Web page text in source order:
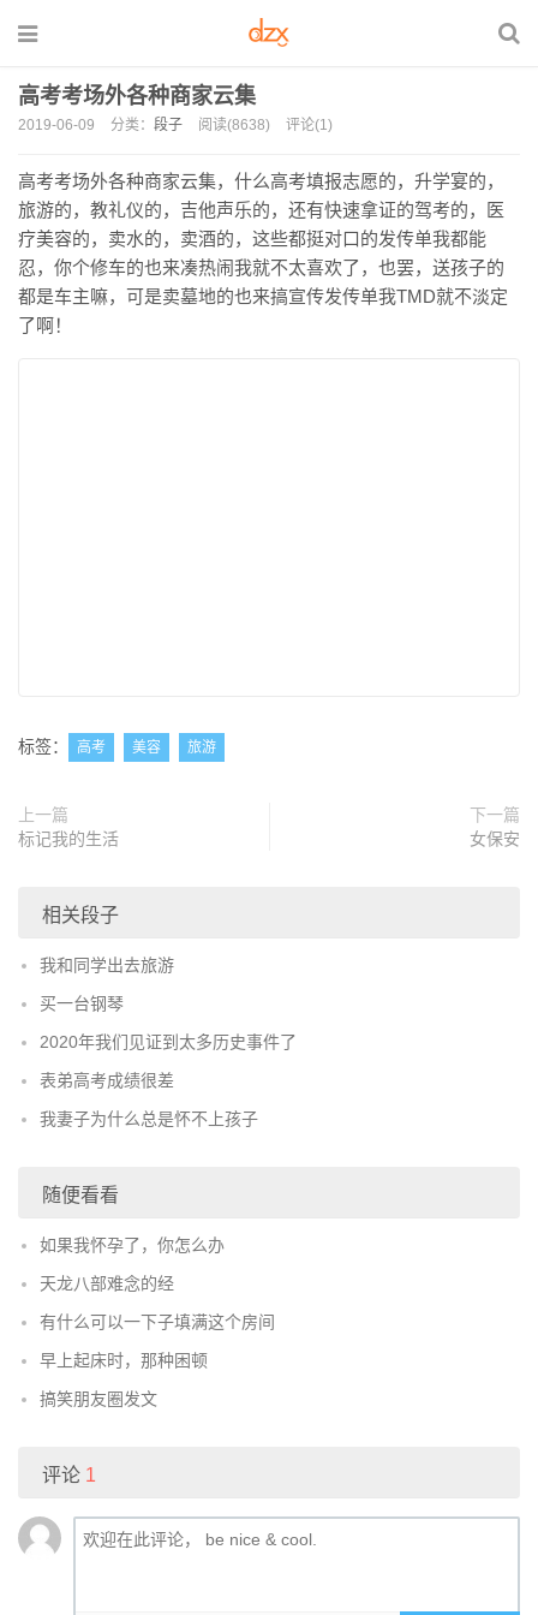
高考考场外各种商家云集
2019-06-09 分类： 段子 阅读(8638) 评论(1)
高考考场外各种商家云集，什么高考填报志愿的，升学宴的，
旅游的，教礼仪的，吉他声乐的，还有快速拿证的驾考的，医
疗美容的，卖水的，卖酒的，这些都挺对口的发传单我都能
忍，你个修车的也来凑热闹我就不太喜欢了，也罢，送孩子的
都是车主嘛，可是卖墓地的也来搞宣传发传单我TMD就不淡定
了啊！
标签： 高考 美容 旅游
上一篇
标记我的生活
下一篇
女保安
相关段子
我和同学出去旅游
买一台钢琴
2020年我们见证到太多历史事件了
表弟高考成绩很差
我妻子为什么总是怀不上孩子
随便看看
如果我怀孕了，你怎么办
天龙八部难念的经
有什么可以一下子填满这个房间
早上起床时，那种困顿
搞笑朋友圈发文
评论 1